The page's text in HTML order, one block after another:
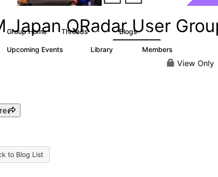
Japan QRadar User
Group Home Threads 40 Blogs 49
Upcoming Events Library Members
View Only
to Blog List